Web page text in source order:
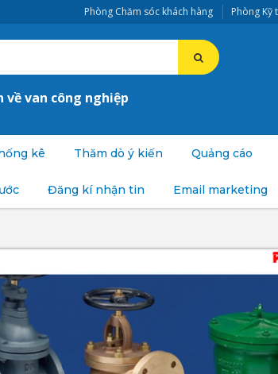
Phòng Chăm sóc khách hàng Phòng Kỹ
van công nghiệp
kê Thăm dò ý kiến Quảng cáo
Đăng kí nhận tin Email marketing